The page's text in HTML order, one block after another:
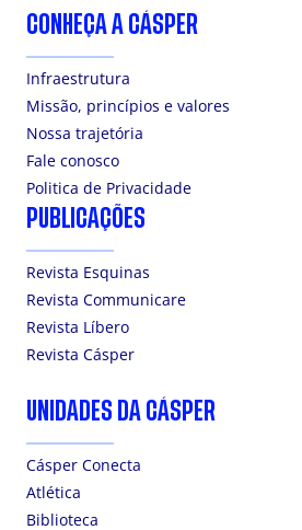
CONHEÇA A CÁSPER
Infraestrutura
Missão, princípios e valores
Nossa trajetória
Fale conosco
Politica de Privacidade
PUBLICAÇÕES
Revista Esquinas
Revista Communicare
Revista Líbero
Revista Cásper
UNIDADES DA CÁSPER
Cásper Conecta
Atlética
Biblioteca